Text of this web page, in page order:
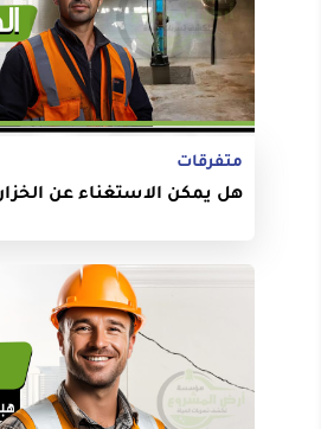
متفرقات
هل يمكن الاستغناء عن